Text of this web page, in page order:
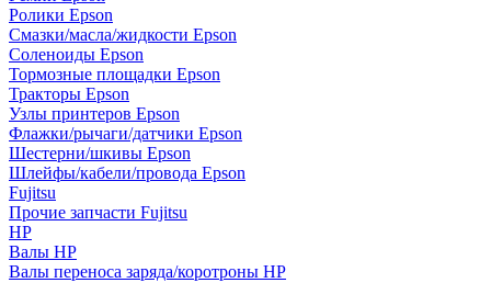
Ролики Epson
Смазки/масла/жидкости Epson
Соленоиды Epson
Тормозные площадки Epson
Тракторы Epson
Узлы принтеров Epson
Флажки/рычаги/датчики Epson
Шестерни/шкивы Epson
Шлейфы/кабели/провода Epson
Fujitsu
Прочие запчасти Fujitsu
HP
Валы HP
Валы переноса заряда/коротроны HP